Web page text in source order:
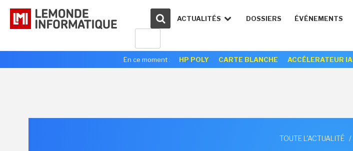
ACTUALITÉS DOSSIERS ÉVÉNEMENTS
En ce moment : HP POLY CARTE BLANCHE ACCÉLERATEUR IA
TOUTE L'ACTUALITÉ /